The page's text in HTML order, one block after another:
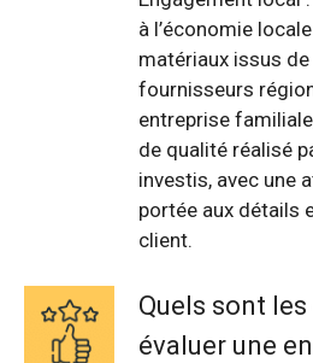
à l’économie
matériaux issus
fournisseurs
entreprise
de qualité réalisé
investis, avec une
portée aux détails
client.
Quels sont
évaluer une